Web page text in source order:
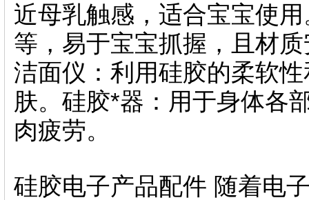
近母乳触感，适合宝宝使
等，易于宝宝抓握，且材
洁面仪：利用硅胶的柔软
肤。硅胶*器：用于身体各
肉疲劳。
硅胶电子产品配件 随着电